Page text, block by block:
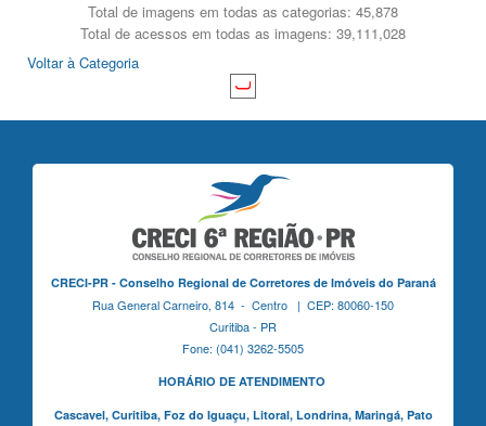
Total de imagens em todas as categorias: 45,878
Total de acessos em todas as imagens: 39,111,028
Voltar à Categoria
CRECI-PR - Conselho Regional de Corretores de Imóveis do Paraná
Rua General Carneiro, 814 - Centro | CEP: 80060-150
Curitiba - PR
Fone: (041) 3262-5505
HORÁRIO DE ATENDIMENTO
Cascavel, Curitiba,Foz do Iguaçu, Litoral, Londrina, Maringá, Pato